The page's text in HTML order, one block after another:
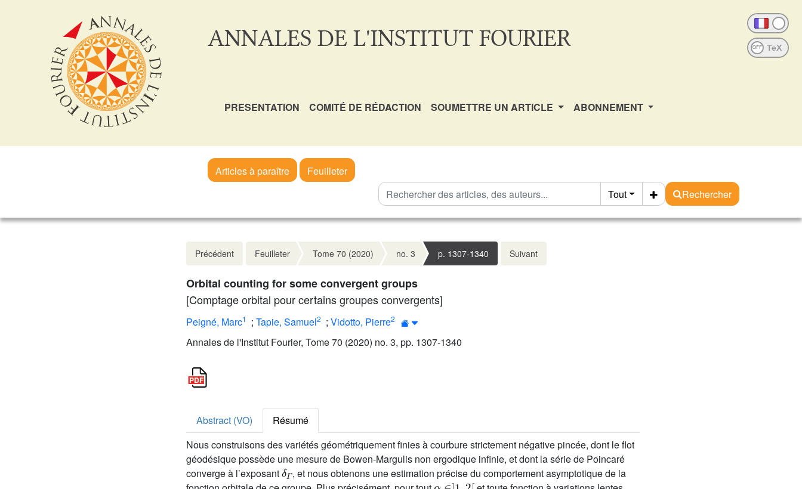
ANNALES DE L'INSTITUT FOURIER OFF
PRESENTATION COMITÉ DE RÉDACTION SOUMETTRE UN ARTICLE ABONNEMENT
Articles à paraître
Feuilleter
Tout
Rechercher
Précédent Feuilleter Tome 70 (2020) no. 3 p. 1307-1340 Suivant
Orbital counting for some convergent groups
[Comptage orbital pour certains groupes convergents]
Peigné, Marc1 ; Tapie, Samuel2 ; Vidotto, Pierre2
Annales de l'Institut Fourier, Tome 70 (2020) no. 3, pp. 1307-1340
Abstract (VO)
Résumé
Nous construisons des variétés géométriquement finies à courbure strictement négative pincée, dont le flot
géodésique possède une mesure de Bowen-Margulis non ergodique infinie, et dont la série de Poincaré
converge à l’exposant
δΓ
, et nous obtenons une estimation précise du comportement asymptotique de la
α∈]1,2[